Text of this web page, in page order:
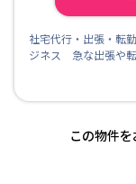
社宅代行・出張・転
ジネス 急な出張や
この物件